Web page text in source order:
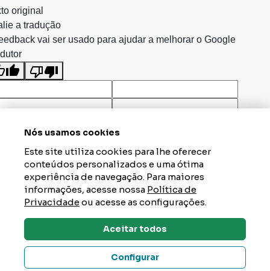
Dúvidas? Tire Aqui
Nós usamos cookies
Este site utiliza cookies para lhe oferecer
conteúdos personalizados e uma ótima
experiência de navegação. Para maiores
informações, acesse nossa Política de
Privacidadeou acesse as configurações.
Aceitar todos
Configurar
original
a tradução
vai ser usado para ajudar a melhorar o Google